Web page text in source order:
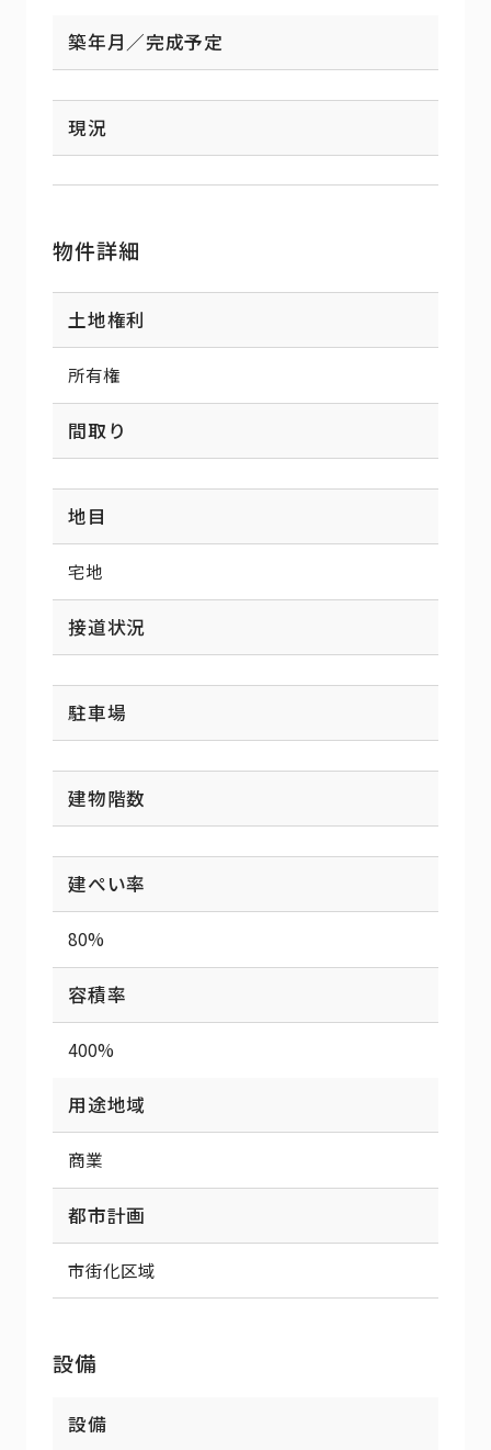
築年月／完成予定
現況
物件詳細
土地権利
所有権
間取り
地目
宅地
接道状況
駐車場
建物階数
建ぺい率
80%
容積率
400%
用途地域
商業
都市計画
市街化区域
設備
設備